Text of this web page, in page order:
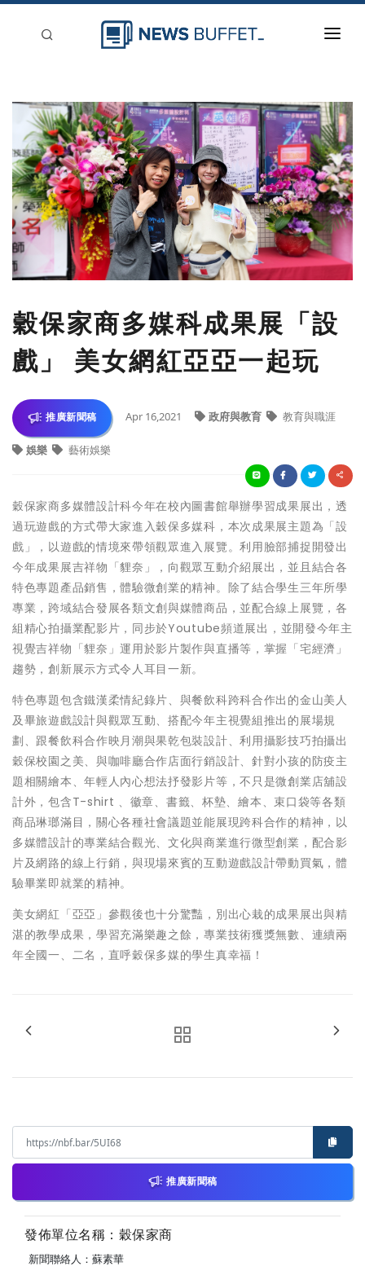
新聞稿分類
登入
刊登
穀保家商多媒科成果展「設
戲」 美女網紅亞亞一起玩
推廣新聞稿 Apr 16,2021 政府與教育 教育與職涯
娛樂 藝術娛樂
穀保家商多媒體設計科今年在校內圖書館舉辦學習成果展出，透
過玩遊戲的方式帶大家進入穀保多媒科，本次成果展主題為「設
戲」，以遊戲的情境來帶領觀眾進入展覽。利用臉部捕捉開發出
今年成果展吉祥物「貍奈」，向觀眾互動介紹展出，並且結合各
特色專題產品銷售，體驗微創業的精神。除了結合學生三年所學
專業，跨域結合發展各類文創與媒體商品，並配合線上展覽，各
組精心拍攝業配影片，同步於Youtube頻道展出，並開發今年主
視覺吉祥物「貍奈」運用於影片製作與直播等，掌握「宅經濟」
趨勢，創新展示方式令人耳目一新。
特色專題包含鐵漢柔情紀錄片、與餐飲科跨科合作出的金山美人
及畢旅遊戲設計與觀眾互動、搭配今年主視覺組推出的展場規
劃、跟餐飲科合作映月潮與果乾包裝設計、利用攝影技巧拍攝出
穀保校園之美、與咖啡廳合作店面行銷設計、針對小孩的防疫主
題相關繪本、年輕人內心想法抒發影片等，不只是微創業店舖設
計外，包含T-shirt 、徽章、書籤、杯墊、繪本、束口袋等各類
商品琳瑯滿目，關心各種社會議題並能展現跨科合作的精神，以
多媒體設計的專業結合觀光、文化與商業進行微型創業，配合影
片及網路的線上行銷，與現場來賓的互動遊戲設計帶動買氣，體
驗畢業即就業的精神。
美女網紅「亞亞」參觀後也十分驚豔，別出心栽的成果展出與精
湛的教學成果，學習充滿樂趣之餘，專業技術獲獎無數、連續兩
年全國一、二名，直呼穀保多媒的學生真幸福！
推廣新聞稿
發佈單位名稱：穀保家商
新聞聯絡人：蘇素華